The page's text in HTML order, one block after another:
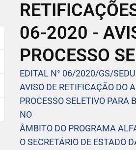
06-2020 -
PROCESSO
EDITAL N° 06/2020/GS/
AVISO DE RETIFICAÇÃO DO
PROCESSO SELETIVO PARA
NO
ÂMBITO DO PROGRAMA
O SECRETÁRIO DE ESTADO